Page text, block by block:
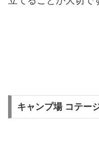
キャンプ場 コテー